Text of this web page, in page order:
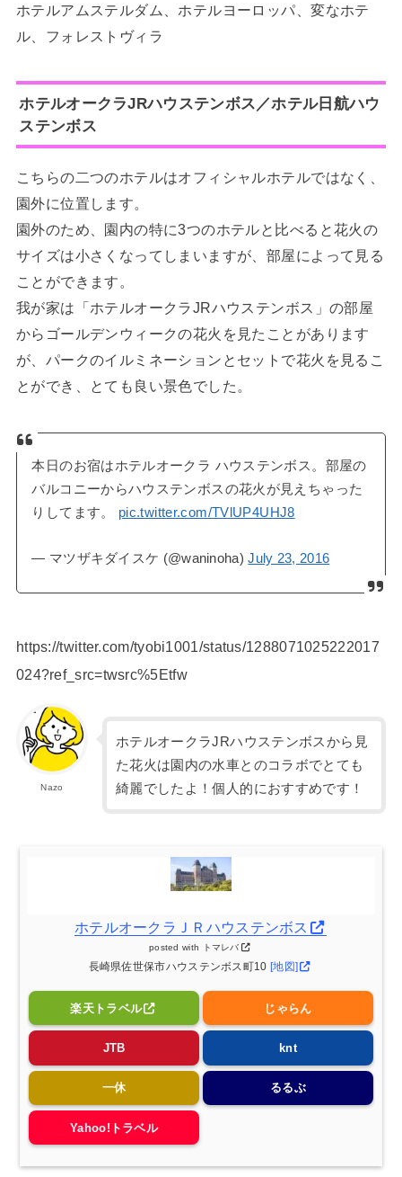
ホテルアムステルダム、ホテルヨーロッパ、変なホテ
ル、フォレストヴィラ
ホテルオークラJRハウステンボス／ホテル日航ハウ
ステンボス
こちらの二つのホテルはオフィシャルホテルではなく、
園外に位置します。
園外のため、園内の特に3つのホテルと比べると花火の
サイズは小さくなってしまいますが、部屋によって見る
ことができます。
我が家は「ホテルオークラJRハウステンボス」の部屋
からゴールデンウィークの花火を見たことがあります
が、パークのイルミネーションとセットで花火を見るこ
とができ、とても良い景色でした。
本日のお宿はホテルオークラ ハウステンボス。部屋の
バルコニーからハウステンボスの花火が見えちゃった
りしてます。 pic.twitter.com/TVlUP4UHJ8
— マツザキダイスケ (@waninoha)July 23, 2016
https://twitter.com/tyobi1001/status/1288071025222017
024?ref_src=twsrc%5Etfw
Nazo
ホテルオークラJRハウステンボスから見
た花火は園内の水車とのコラボでとても
綺麗でしたよ！個人的におすすめです！
ホテルオークラＪＲハウステンボス
posted with トマレバ
長崎県佐世保市ハウステンボス町10 [地図]
楽天トラベル じゃらん
JTB knt
一休 るるぶ
Yahoo!トラベル